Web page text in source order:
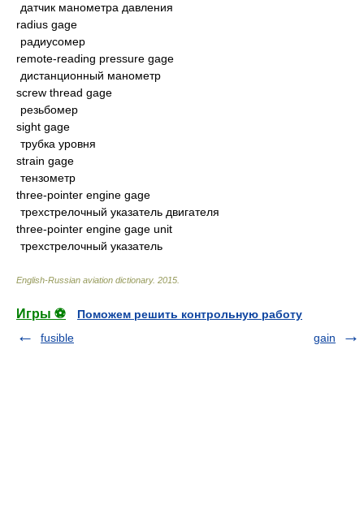
датчик манометра давления
radius gage
радиусомер
remote-reading pressure gage
дистанционный манометр
screw thread gage
резьбомер
sight gage
трубка уровня
strain gage
тензометр
three-pointer engine gage
трехстрелочный указатель двигателя
three-pointer engine gage unit
трехстрелочный указатель
English-Russian aviation dictionary. 2015
Игры ⚽
Поможем решить контрольную работу
fusible
gain